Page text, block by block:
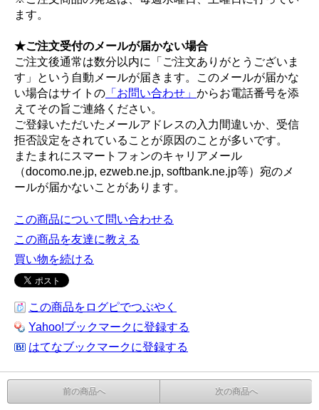
ます。
★ご注文受付のメールが届かない場合
ご注文後通常は数分以内に「ご注文ありがとうございま
す」という自動メールが届きます。このメールが届かな
い場合はサイトの 「お問い合わせ」 からお電話番号を添
えてその旨ご連絡ください。
ご登録いただいたメールアドレスの入力間違いか、受信
拒否設定をされていることが原因のことが多いです。
またまれにスマートフォンのキャリアメール
（docomo.ne.jp, ezweb.ne.jp, softbank.ne.jp等）宛のメ
ールが届かないことがあります。
この商品について問い合わせる
この商品を友達に教える
買い物を続ける
この商品をログピでつぶやく
Yahoo!ブックマークに登録する
はてなブックマークに登録する
前の商品へ 次の商品へ